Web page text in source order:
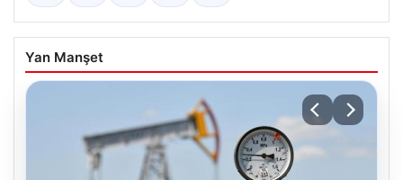
Yan Manşet